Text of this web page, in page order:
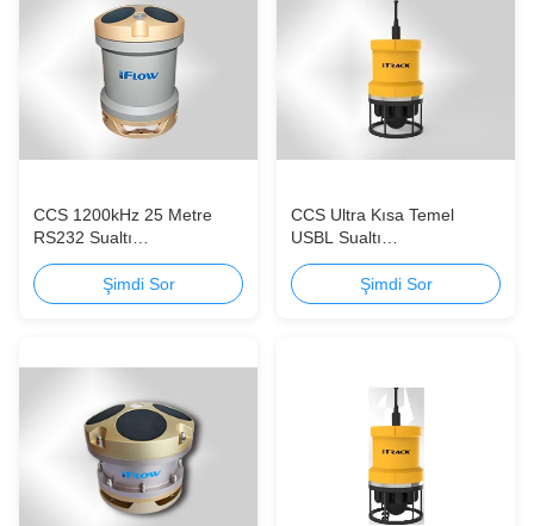
CCS 1200kHz 25 Metre
RS232 Sualtı
Konumlandırma Sistemi
Yüksek Hassasiyet Uygun
Maliyetli
Şimdi Sor
CCS Ultra Kısa Temel
USBL Sualtı
Konumlandırma Sistemi
Uygun Maliyetli
Şimdi Sor